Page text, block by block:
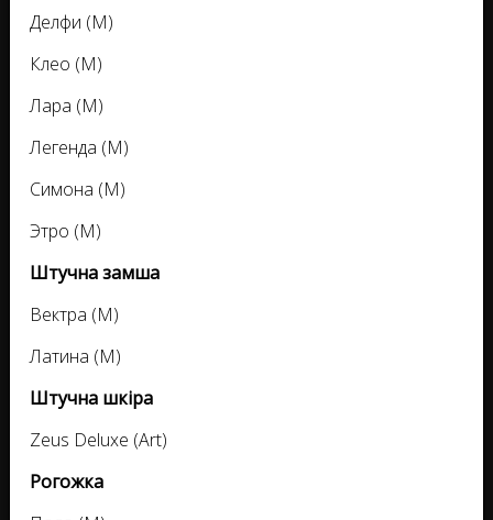
Делфи (M)
Клео (M)
Лара (M)
Легенда (M)
Симона (M)
Этро (M)
Штучна замша
Вектра (M)
Латина (M)
Штучна шкіра
Zeus Deluxe (Art)
Рогожка